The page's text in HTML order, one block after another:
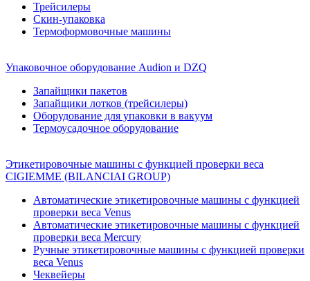
Трейсилеры
Скин-упаковка
Термоформовочные машины
Упаковочное оборудование Audion и DZQ
Запайщики пакетов
Запайщики лотков (трейсилеры)
Оборудование для упаковки в вакуум
Термоусадочное оборудование
Этикетировочные машины с функцией проверки веса
CIGIEMME (BILANCIAI GROUP)
Автоматические этикетировочные машины с функцией
проверки веса Venus
Автоматические этикетировочные машины с функцией
проверки веса Mercury
Ручные этикетировочные машины с функцией проверки
веса Venus
Чеквейеры